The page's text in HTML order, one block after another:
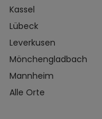
Kassel
Lübeck
Leverkusen
Mönchengladbach
Mannheim
Alle Orte